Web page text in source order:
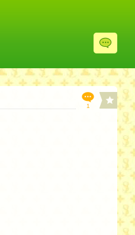
ス
投
欄
へ
1